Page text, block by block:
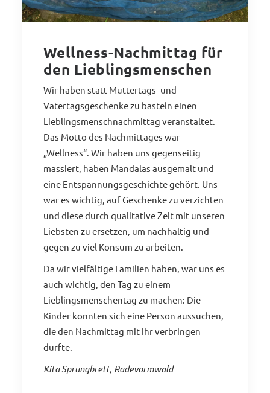
Wellness-Nachmittag für
den Lieblingsmenschen
Wir haben statt Muttertags- und
Vatertagsgeschenke zu basteln einen
Lieblingsmenschnachmittag veranstaltet.
Das Motto des Nachmittages war
„Wellness“. Wir haben uns gegenseitig
massiert, haben Mandalas ausgemalt und
eine Entspannungsgeschichte gehört. Uns
war es wichtig, auf Geschenke zu verzichten
und diese durch qualitative Zeit mit unseren
Liebsten zu ersetzen, um nachhaltig und
gegen zu viel Konsum zu arbeiten.
Da wir vielfältige Familien haben, war uns es
auch wichtig, den Tag zu einem
Lieblingsmenschentag zu machen: Die
Kinder konnten sich eine Person aussuchen,
die den Nachmittag mit ihr verbringen
durfte.
Kita Sprungbrett, Radevormwald